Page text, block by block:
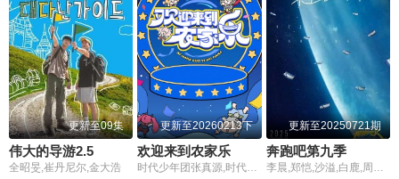
更新至09集
伟大的导游2.5
全昭旻,崔丹尼尔,金大浩
更新至20260213下
欢迎来到农家乐
时代少年团张真源,时代少年团贺峻霖,杨迪,颜安,无畏,钎城
更新至20250721期
奔跑吧第九季
李晨,郑恺,沙溢,白鹿,周深,范丞丞,宋雨琦,张真源,孟子义,李昀锐,敖瑞鹏,张彬彬